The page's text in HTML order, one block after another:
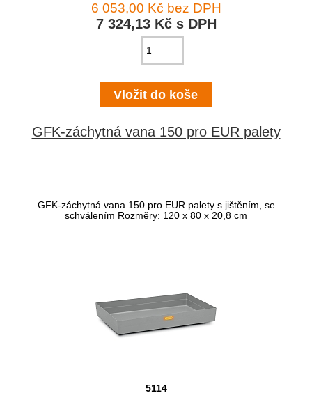
6 053,00 Kč bez DPH
7 324,13 Kč s DPH
GFK-záchytná vana 150 pro EUR palety
GFK-záchytná vana 150 pro EUR palety s jištěním, se
schválením Rozměry: 120 x 80 x 20,8 cm
5114